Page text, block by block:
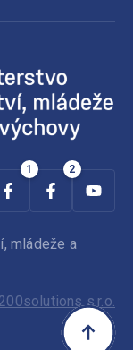
mládeže a
200solutions s.r.o.